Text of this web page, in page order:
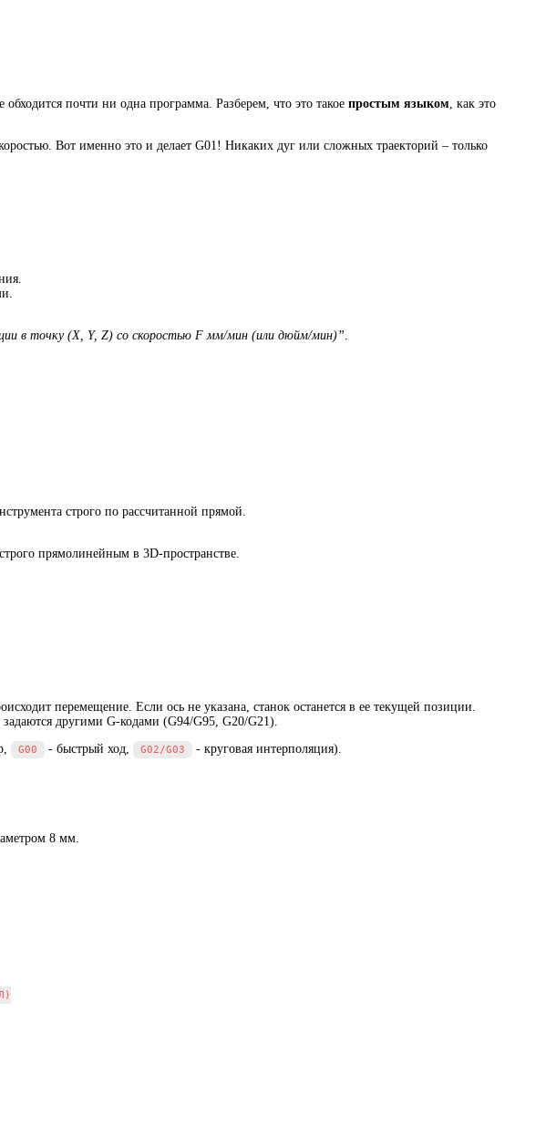
почти ни одна программа. Разберем, что это такое простым языком , как это
Вот именно это и делает G01! Никаких дуг или сложных траекторий – только
в точку (X, Y, Z) со скоростью F мм/мин (или дюйм/мин)”.
строго по рассчитанной прямой.
прямолинейным в 3D-пространстве.
перемещение. Если ось не указана, станок останется в ее текущей позиции.
другими G-кодами (G94/G95, G20/G21).
G00 - быстрый ход, G02/G03 - круговая интерполяция).
8 мм.